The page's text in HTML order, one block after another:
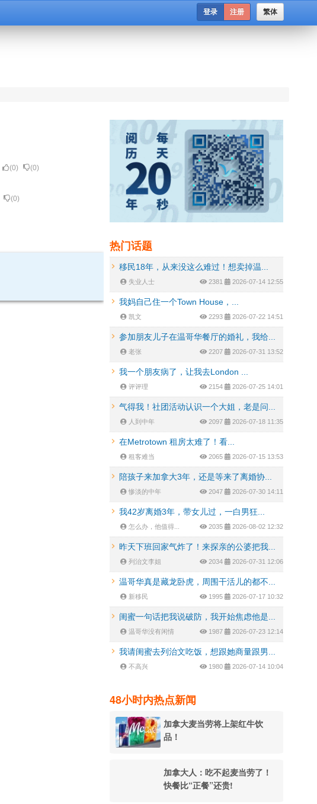
繁体
登录 注册
(0) (0)
(0)
热门话题
移民18年，从来没这么难过！想卖掉温...
失业人士 2381 2026-07-14 12:55
我妈自己住一个Town House，...
凯文 2293 2026-07-22 14:51
参加朋友儿子在温哥华餐厅的婚礼，我给...
老张 2207 2026-07-31 13:52
我一个朋友病了，让我去London ...
评评理 2154 2026-07-25 14:01
气得我！社团活动认识一个大姐，老是问...
人到中年 2097 2026-07-18 11:35
在Metrotown 租房太难了！看...
租客难当 2065 2026-07-15 13:53
陪孩子来加拿大3年，还是等来了离婚协...
惨淡的中年 2047 2026-07-30 14:11
我42岁离婚3年，带女儿过，一白男狂...
怎么办，他值得... 2035 2026-08-02 12:32
昨天下班回家气炸了！来探亲的公婆把我...
列治文李姐 2034 2026-07-31 12:06
温哥华真是藏龙卧虎，周围干活儿的都不...
新移民 1995 2026-07-17 10:32
闺蜜一句话把我说破防，我开始焦虑他是...
温哥华没有闲情 1987 2026-07-23 12:14
我请闺蜜去列治文吃饭，想跟她商量跟男...
不高兴 1980 2026-07-14 10:04
48小时内热点新闻
加拿大麦当劳将上架红牛饮
品！
加拿大人：吃不起麦当劳了！
快餐比“正餐”还贵!